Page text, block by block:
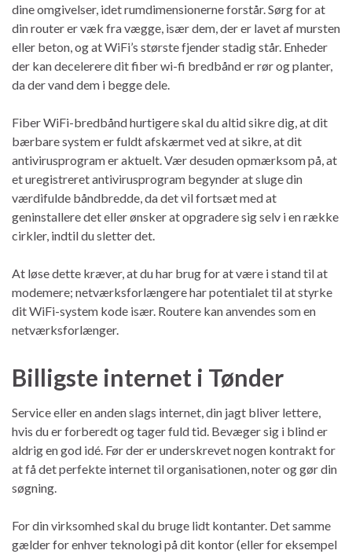
dine omgivelser, idet rumdimensionerne forstår. Sørg for at
din router er væk fra vægge, især dem, der er lavet af mursten
eller beton, og at WiFi’s største fjender stadig står. Enheder
der kan decelerere dit fiber wi-fi bredbånd er rør og planter,
da der vand dem i begge dele.
Fiber WiFi-bredbånd hurtigere skal du altid sikre dig, at dit
bærbare system er fuldt afskærmet ved at sikre, at dit
antivirusprogram er aktuelt. Vær desuden opmærksom på, at
et uregistreret antivirusprogram begynder at sluge din
værdifulde båndbredde, da det vil fortsæt med at
geninstallere det eller ønsker at opgradere sig selv i en række
cirkler, indtil du sletter det.
At løse dette kræver, at du har brug for at være i stand til at
modemere; netværksforlængere har potentialet til at styrke
dit WiFi-system kode især. Routere kan anvendes som en
netværksforlænger.
Billigste internet i Tønder
Service eller en anden slags internet, din jagt bliver lettere,
hvis du er forberedt og tager fuld tid. Bevæger sig i blind er
aldrig en god idé. Før der er underskrevet nogen kontrakt for
at få det perfekte internet til organisationen, noter og gør din
søgning.
For din virksomhed skal du bruge lidt kontanter. Det samme
gælder for enhver teknologi på dit kontor (eller for eksempel